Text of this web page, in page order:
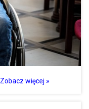
Zobacz więcej »